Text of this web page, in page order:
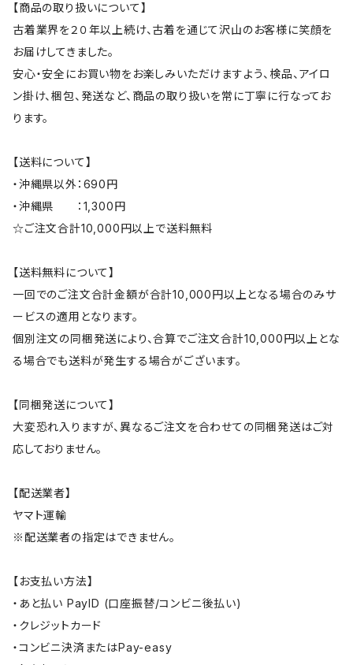
【商品の取り扱いについて】
古着業界を２０年以上続け、古着を通じて沢山のお客様に笑顔を
お届けしてきました。
安心・安全にお買い物をお楽しみいただけますよう、検品、アイロ
ン掛け、梱包、発送など、商品の取り扱いを常に丁寧に行なってお
ります。
【送料について】
・沖縄県以外：690円
・沖縄県 ：1,300円
☆ご注文合計10,000円以上で送料無料
【送料無料について】
一回でのご注文合計金額が合計10,000円以上となる場合のみサ
ービスの適用となります。
個別注文の同梱発送により、合算でご注文合計10,000円以上とな
る場合でも送料が発生する場合がございます。
【同梱発送について】
大変恐れ入りますが、異なるご注文を合わせての同梱発送はご対
応しておりません。
【配送業者】
ヤマト運輸
※配送業者の指定はできません。
【お支払い方法】
・あと払い PayID (口座振替/コンビニ後払い)
・クレジットカード
・コンビニ決済またはPay-easy